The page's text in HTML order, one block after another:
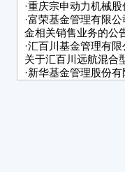
·重庆宗申动力机械
·富荣基金管理有限
金相关销售业务的公
·汇百川基金管理有限
关于汇百川远航混合
·新华基金管理股份